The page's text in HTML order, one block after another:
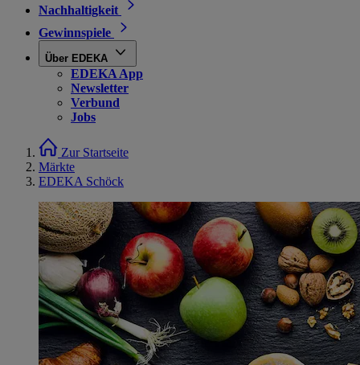
Nachhaltigkeit
Gewinnspiele
Über EDEKA
EDEKA App
Newsletter
Verbund
Jobs
Zur Startseite
Märkte
EDEKA Schöck